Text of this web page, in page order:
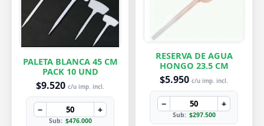
PALETA BLANCA 45 CM
PACK 10 UND
$9.520 c/u imp. incl.
− +
Sub: $476.000
RESERVA DE AGUA
HONGO 23.5 CM
$5.950 c/u imp. incl.
− +
Sub: $297.500